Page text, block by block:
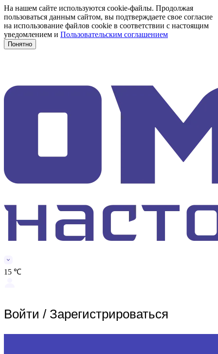
На нашем сайте используются cookie-файлы. Продолжая
пользоваться данным сайтом, вы подтверждаете свое согласие
на использование файлов cookie в соответствии с настоящим
уведомлением и Пользовательским соглашением
Понятно
15 ℃
Войти / Зарегистрироваться